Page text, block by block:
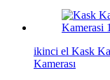
ikinci el Kask
Kamerası